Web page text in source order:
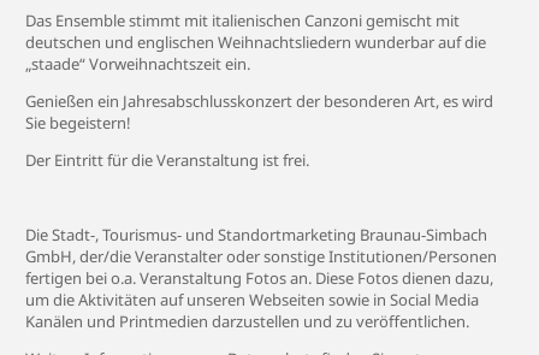
Das Ensemble stimmt mit italienischen Canzoni gemischt mit
deutschen und englischen Weihnachtsliedern wunderbar auf die
„staade“ Vorweihnachtszeit ein.
Genießen ein Jahresabschlusskonzert der besonderen Art, es wird
Sie begeistern!
Der Eintritt für die Veranstaltung ist frei.
Die Stadt-, Tourismus- und Standortmarketing Braunau-Simbach
GmbH, der/die Veranstalter oder sonstige Institutionen/Personen
fertigen bei o.a. Veranstaltung Fotos an. Diese Fotos dienen dazu,
um die Aktivitäten auf unseren Webseiten sowie in Social Media
Kanälen und Printmedien darzustellen und zu veröffentlichen.